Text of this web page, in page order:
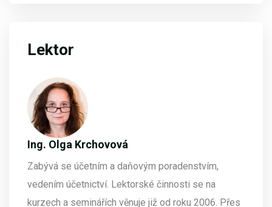
Lektor
Ing. Olga Krchovová
Zabývá se účetním a daňovým poradenstvím,
vedením účetnictví. Lektorské činnosti se na
kurzech a seminářích věnuje již od roku 2006. Přes